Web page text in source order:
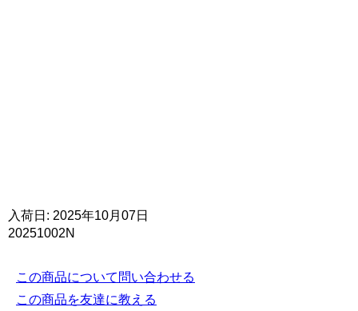
入荷日: 2025年10月07日
20251002N
この商品について問い合わせる
この商品を友達に教える